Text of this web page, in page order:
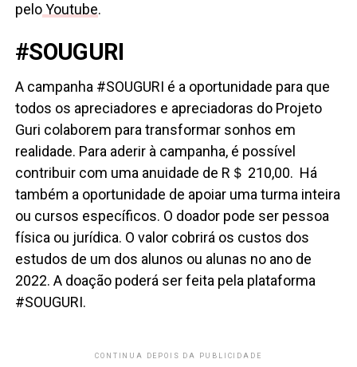
peloYoutube.
#SOUGURI
A campanha #SOUGURI é a oportunidade para que
todos os apreciadores e apreciadoras do Projeto
Guri colaborem para transformar sonhos em
realidade. Para aderir à campanha, é possível
contribuir com uma anuidade de R＄ 210,00. Há
também a oportunidade de apoiar uma turma inteira
ou cursos específicos. O doador pode ser pessoa
física ou jurídica. O valor cobrirá os custos dos
estudos de um dos alunos ou alunas no ano de
2022. A doação poderá ser feita pela plataforma
#SOUGURI.
CONTINUA DEPOIS DA PUBLICIDADE